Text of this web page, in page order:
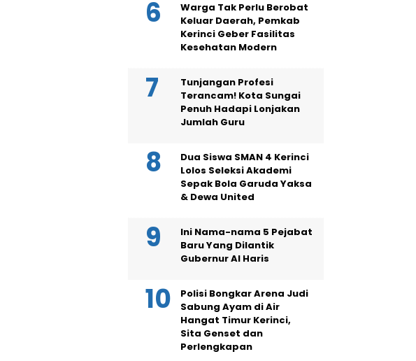
Warga Tak Perlu Berobat
Keluar Daerah, Pemkab
Kerinci Geber Fasilitas
Kesehatan Modern
Tunjangan Profesi
Terancam! Kota Sungai
Penuh Hadapi Lonjakan
Jumlah Guru
Dua Siswa SMAN 4 Kerinci
Lolos Seleksi Akademi
Sepak Bola Garuda Yaksa
& Dewa United
Ini Nama-nama 5 Pejabat
Baru Yang Dilantik
Gubernur Al Haris
Polisi Bongkar Arena Judi
Sabung Ayam di Air
Hangat Timur Kerinci,
Sita Genset dan
Perlengkapan